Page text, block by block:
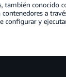
también conocido
a
configurar y